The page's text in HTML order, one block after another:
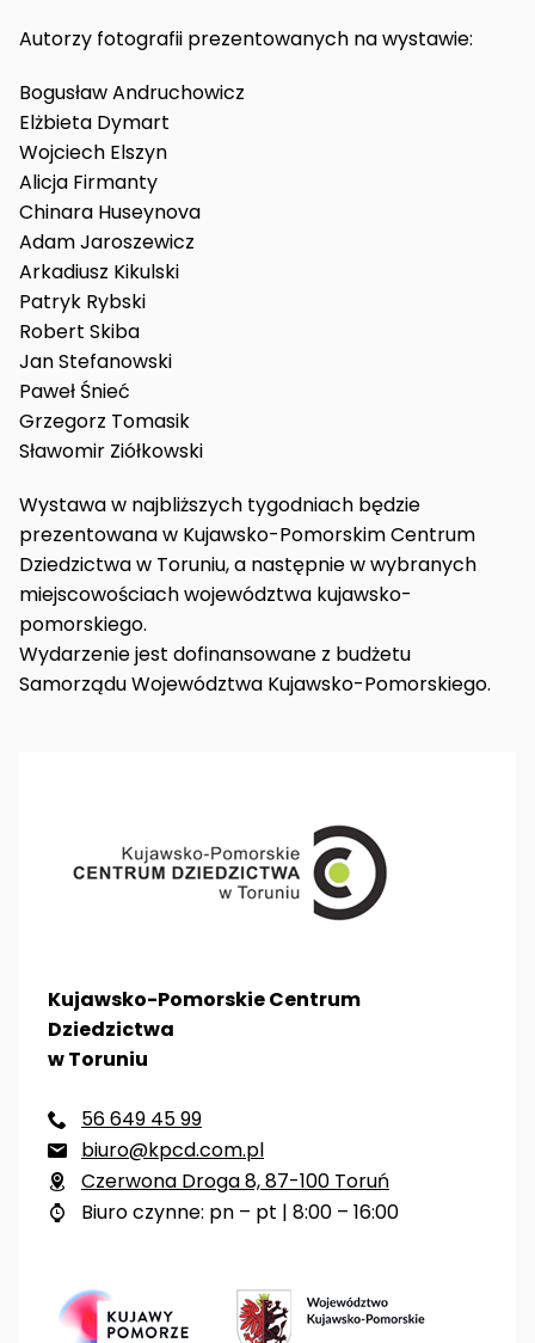
Autorzy fotografii prezentowanych na wystawie:
Bogusław Andruchowicz
Elżbieta Dymart
Wojciech Elszyn
Alicja Firmanty
Chinara Huseynova
Adam Jaroszewicz
Arkadiusz Kikulski
Patryk Rybski
Robert Skiba
Jan Stefanowski
Paweł Śnieć
Grzegorz Tomasik
Sławomir Ziółkowski
Wystawa w najbliższych tygodniach będzie
prezentowana w Kujawsko-Pomorskim Centrum
Dziedzictwa w Toruniu, a następnie w wybranych
miejscowościach województwa kujawsko-
pomorskiego.
Wydarzenie jest dofinansowane z budżetu
Samorządu Województwa Kujawsko-Pomorskiego.
Kujawsko-Pomorskie Centrum
Dziedzictwa
w Toruniu
 56 649 45 99
 biuro@kpcd.com.pl
 Czerwona Droga 8, 87-100 Toruń
 Biuro czynne: pn – pt | 8:00 – 16:00